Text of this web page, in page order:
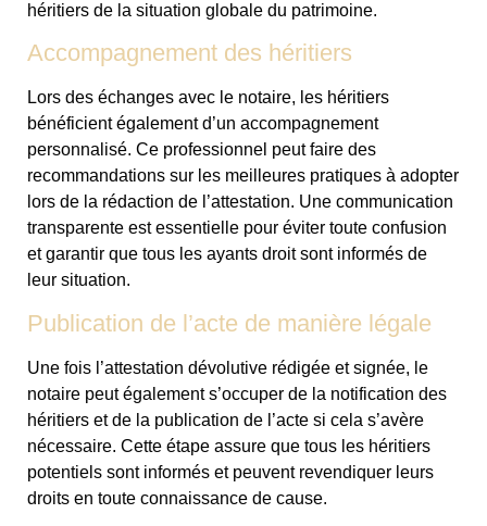
héritiers de la situation globale du patrimoine.
Accompagnement des héritiers
Lors des échanges avec le notaire, les héritiers
bénéficient également d’un accompagnement
personnalisé. Ce professionnel peut faire des
recommandations sur les meilleures pratiques à adopter
lors de la rédaction de l’attestation. Une communication
transparente est essentielle pour éviter toute confusion
et garantir que tous les ayants droit sont informés de
leur situation.
Publication de l’acte de manière légale
Une fois l’attestation dévolutive rédigée et signée, le
notaire peut également s’occuper de la notification des
héritiers et de la publication de l’acte si cela s’avère
nécessaire. Cette étape assure que tous les héritiers
potentiels sont informés et peuvent revendiquer leurs
droits en toute connaissance de cause.